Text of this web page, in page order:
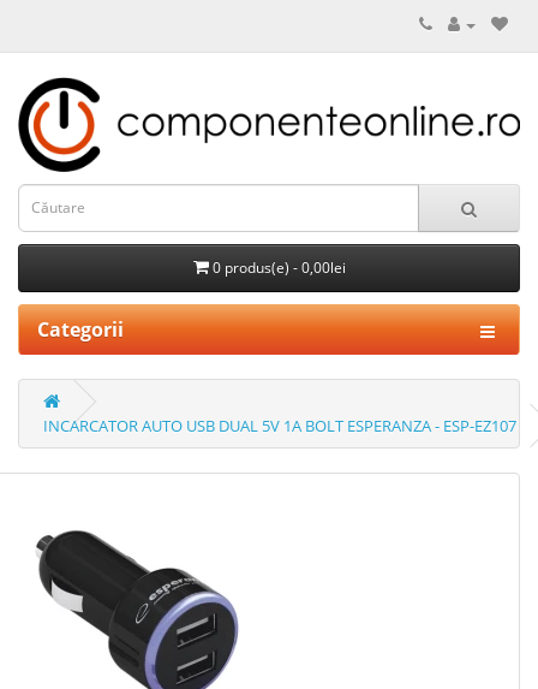
0 produs(e) - 0,00lei
Categorii
INCARCATOR AUTO USB DUAL 5V 1A BOLT ESPERANZA - ESP-EZ107